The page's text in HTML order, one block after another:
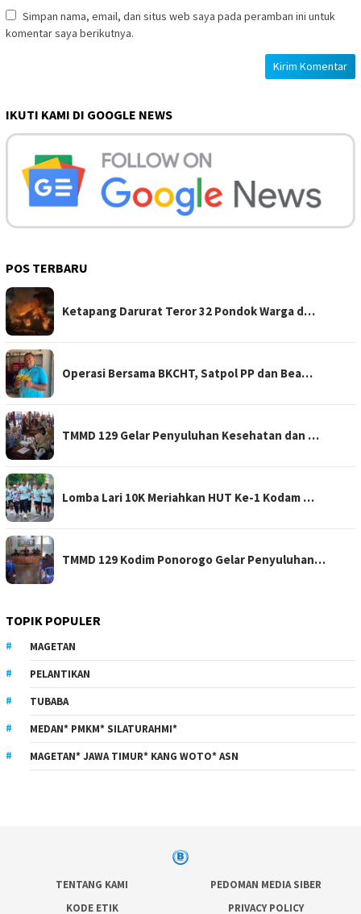
Simpan nama, email, dan situs web saya pada peramban ini untuk
komentar saya berikutnya.
IKUTI KAMI DI GOOGLE NEWS
POS TERBARU
Ketapang Darurat Teror 32 Pondok Warga d…
Operasi Bersama BKCHT, Satpol PP dan Bea…
TMMD 129 Gelar Penyuluhan Kesehatan dan …
Lomba Lari 10K Meriahkan HUT Ke-1 Kodam …
TMMD 129 Kodim Ponorogo Gelar Penyuluhan…
TOPIK POPULER
MAGETAN
PELANTIKAN
TUBABA
MEDAN* PMKM* SILATURAHMI*
MAGETAN* JAWA TIMUR* KANG WOTO* ASN
TENTANG KAMI
PEDOMAN MEDIA SIBER
KODE ETIK
PRIVACY POLICY